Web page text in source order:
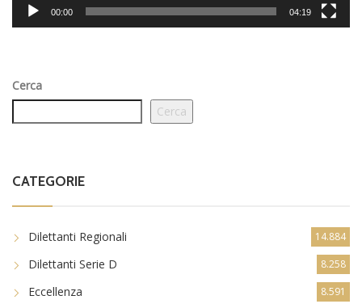
00:00 04:19
Cerca
Cerca
CATEGORIE
Dilettanti Regionali 14.884
Dilettanti Serie D 8.258
Eccellenza 8.591